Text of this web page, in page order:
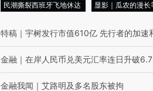
民潮撕裂西班牙飞地休达
显影｜瓜农的漫长
特稿 ｜ 宇树发行市值610亿 先行者的加速
金融 ｜ 在岸人民币兑美元汇率连日升破
金融我闻 ｜ 艾路明及多名股东被拘